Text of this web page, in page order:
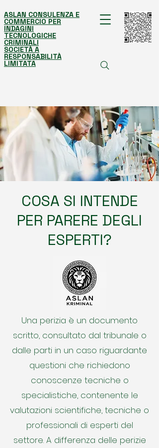
ASLAN CONSULENZA E
COMMERCIO PER
INDAGINI
TECNOLOGICHE
CRIMINALI
SOCIETÀ A
RESPONSABILITÀ
LIMITATA
COSA SI INTENDE
PER PARERE DEGLI
ESPERTI?
Una perizia è un documento
scritto, consultato dal tribunale o
dalle parti in un caso riguardante
questioni che richiedono
conoscenze tecniche o
specialistiche, contenente le
valutazioni scientifiche, tecniche o
professionali di esperti del
settore. A differenza delle perizie